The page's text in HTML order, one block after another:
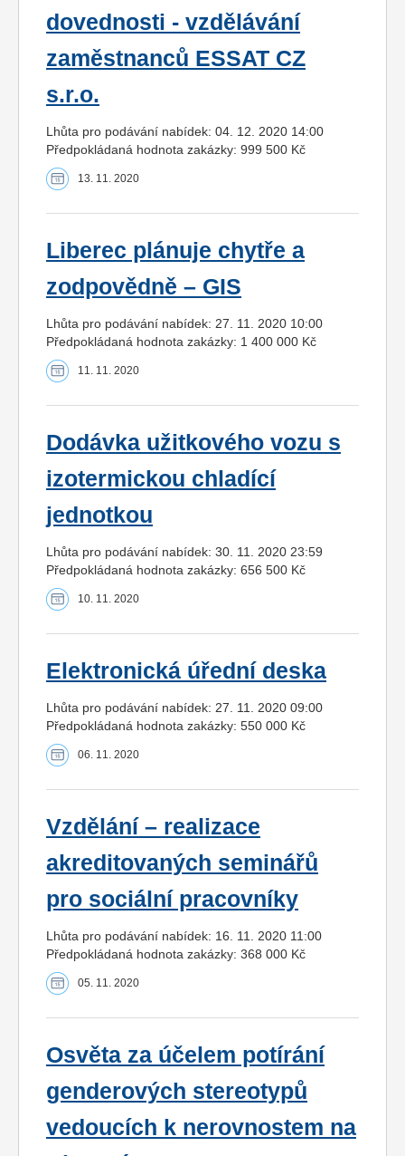
dovednosti - vzdělávání
zaměstnanců ESSAT CZ
s.r.o.
Lhůta pro podávání nabídek: 04. 12. 2020 14:00
Předpokládaná hodnota zakázky: 999 500 Kč
13. 11. 2020
Liberec plánuje chytře a
zodpovědně – GIS
Lhůta pro podávání nabídek: 27. 11. 2020 10:00
Předpokládaná hodnota zakázky: 1 400 000 Kč
11. 11. 2020
Dodávka užitkového vozu s
izotermickou chladící
jednotkou
Lhůta pro podávání nabídek: 30. 11. 2020 23:59
Předpokládaná hodnota zakázky: 656 500 Kč
10. 11. 2020
Elektronická úřední deska
Lhůta pro podávání nabídek: 27. 11. 2020 09:00
Předpokládaná hodnota zakázky: 550 000 Kč
06. 11. 2020
Vzdělání – realizace
akreditovaných seminářů
pro sociální pracovníky
Lhůta pro podávání nabídek: 16. 11. 2020 11:00
Předpokládaná hodnota zakázky: 368 000 Kč
05. 11. 2020
Osvěta za účelem potírání
genderových stereotypů
vedoucích k nerovnostem na